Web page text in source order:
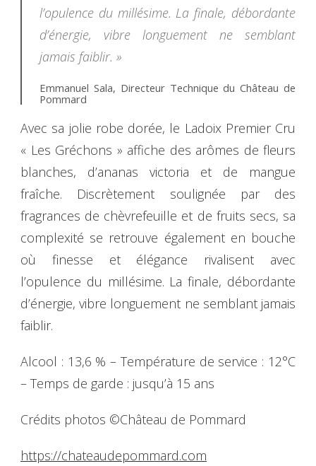
l’opulence du millésime. La finale, débordante
d’énergie, vibre longuement ne semblant
jamais faiblir. »
Emmanuel Sala, Directeur Technique du Château de
Pommard
Avec sa jolie robe dorée, le Ladoix Premier Cru
« Les Gréchons » affiche des arômes de fleurs
blanches, d’ananas victoria et de mangue
fraîche. Discrètement soulignée par des
fragrances de chèvrefeuille et de fruits secs, sa
complexité se retrouve également en bouche
où finesse et élégance rivalisent avec
l’opulence du millésime. La finale, débordante
d’énergie, vibre longuement ne semblant jamais
faiblir.
Alcool : 13,6 % – Température de service : 12°C
– Temps de garde : jusqu’à 15 ans
Crédits photos ©Château de Pommard
https://chateaudepommard.com